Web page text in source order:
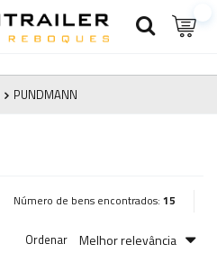
PUNDMANN
Número de bens encontrados: 15
Ordenar Melhor relevância